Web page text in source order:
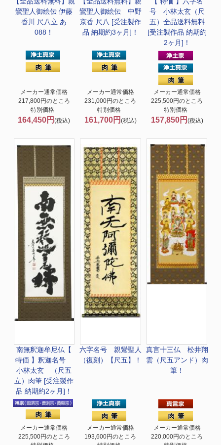
鸞聖人御絵伝 伊藤
香川 尺八立 あ
088！
メーカー通常価格
217,800円のところ
特別価格
164,450円(税込)
鸞聖人御絵伝 中野
京香 尺八 [受注製作
品 納期約3ヶ月]！
メーカー通常価格
231,000円のところ
特別価格
161,700円 (税込)
号 小林太玄（尺
五）全品送料無料
[受注製作品 納期約
2ヶ月]！
メーカー通常価格
225,500円のところ
特別価格
157,850円 (税込)
南無釈迦牟尼仏 【
特価 】釈迦名号
小林太玄 （尺五
立）肉筆 [受注製作
品 納期約2ヶ月]！
メーカー通常価格
225,500円のところ
六字名号 親鸞聖人
（復刻）【尺五】！
メーカー通常価格
193,600円のところ
真言十三仏 松井翔
雲（尺五アンド）肉
筆！
メーカー通常価格
220,000円のところ